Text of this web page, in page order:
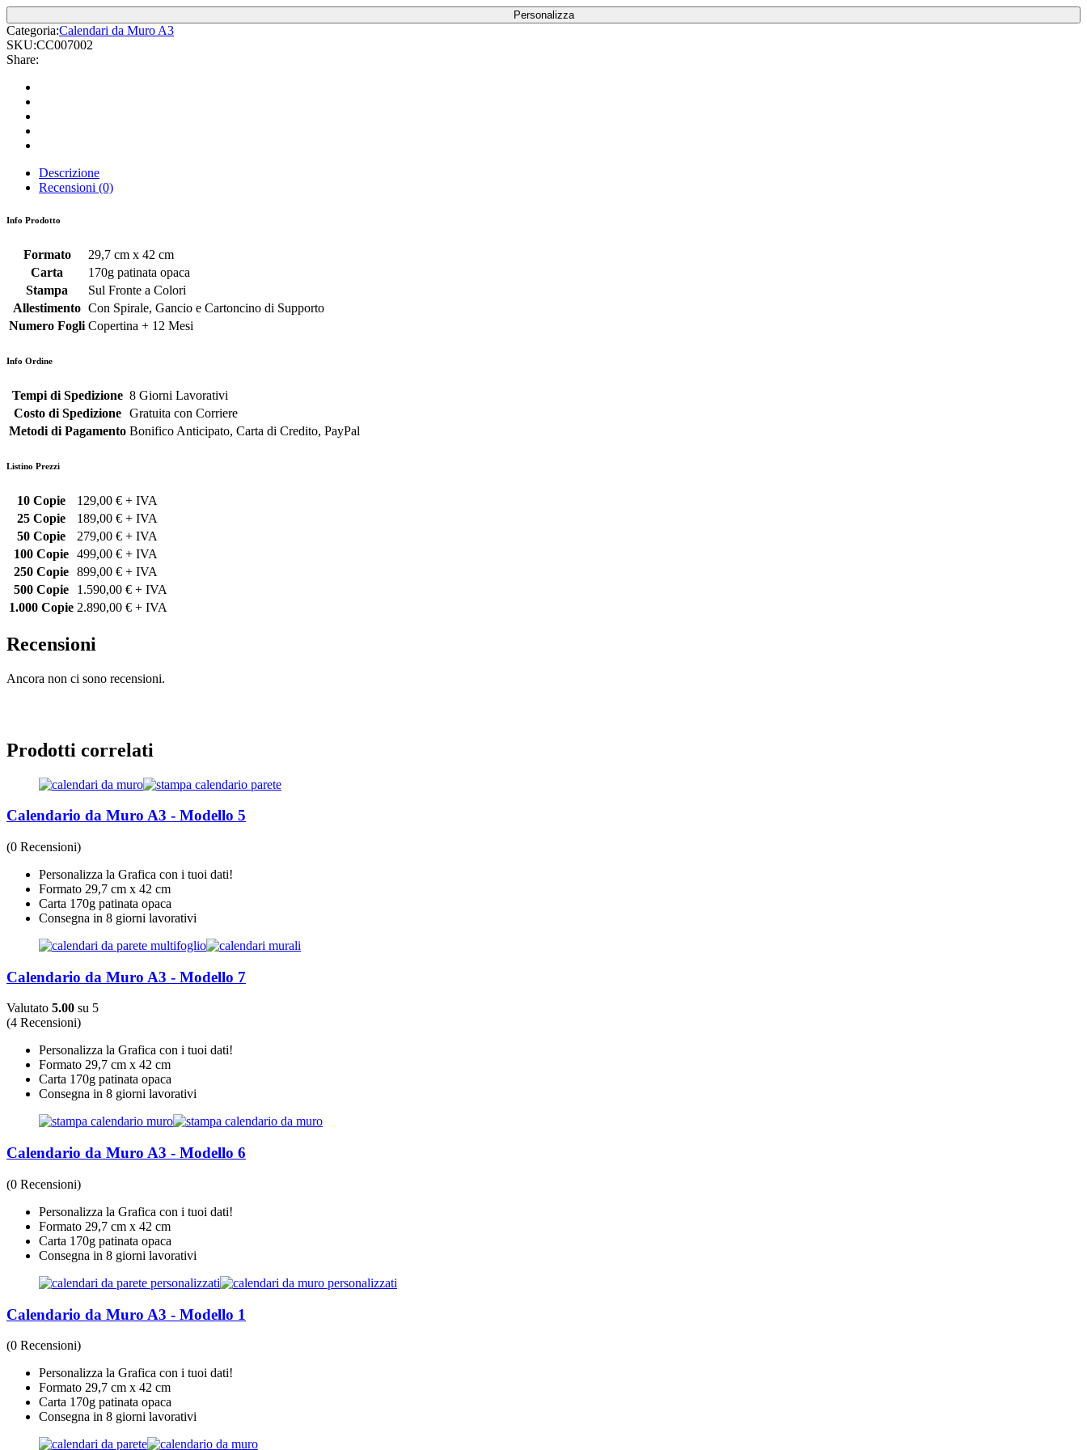
Personalizza
Categoria:Calendari da Muro A3
SKU:CC007002
Share:
Descrizione
Recensioni (0)
Info Prodotto
Formato
29,7 cm x 42 cm
Carta
170g patinata opaca
Stampa
Sul Fronte a Colori
Allestimento Con Spirale, Gancio e Cartoncino di Supporto
Numero Fogli Copertina + 12 Mesi
Info Ordine
Tempi di Spedizione 8 Giorni Lavorativi
Costo di Spedizione Gratuita con Corriere
Metodi di Pagamento Bonifico Anticipato, Carta di Credito, PayPal
Listino Prezzi
10 Copie
129,00 € + IVA
25 Copie
189,00 € + IVA
50 Copie
279,00 € + IVA
100 Copie 499,00 € + IVA
250 Copie 899,00 € + IVA
500 Copie
1.590,00 € + IVA
1.000 Copie 2.890,00 € + IVA
Recensioni
Ancora non ci sono recensioni.
Prodotti correlati
Calendario da Muro A3 - Modello 5
(0 Recensioni)
Personalizza la Grafica con i tuoi dati!
Formato 29,7 cm x 42 cm
Carta 170g patinata opaca
Consegna in 8 giorni lavorativi
Calendario da Muro A3 - Modello 7
Valutato 5.00 su 5
(4 Recensioni)
Personalizza la Grafica con i tuoi dati!
Formato 29,7 cm x 42 cm
Carta 170g patinata opaca
Consegna in 8 giorni lavorativi
Calendario da Muro A3 - Modello 6
(0 Recensioni)
Personalizza la Grafica con i tuoi dati!
Formato 29,7 cm x 42 cm
Carta 170g patinata opaca
Consegna in 8 giorni lavorativi
Calendario da Muro A3 - Modello 1
(0 Recensioni)
Personalizza la Grafica con i tuoi dati!
Formato 29,7 cm x 42 cm
Carta 170g patinata opaca
Consegna in 8 giorni lavorativi